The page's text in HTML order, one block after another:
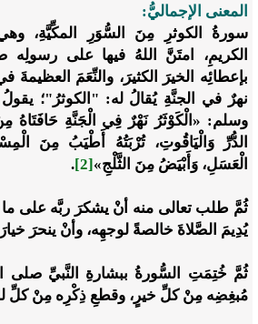
المعنى الإجماليُّ:
سورةُ الكوثرِ مِنَ السُّوَرِ المكِّيَّةِ،
الكريمِ، امتَنَّ اللهُ فيها على
بإعطائِه الخيرَ الكثيرَ، والنِّعَمَ العظيمةَ
نهرٌ في الجنَّةِ يُقالُ له: "الكوثرُ"؛
وسلم: «الْكَوْثَرُ نَهْرٌ فِي الْجَنَّةِ
الدُّرِّ وَالْيَاقُوتِ، تُرْبَتُهُ أَطْيَبُ مِنَ
الْعَسَلِ، وَأَبْيَضُ مِنَ الثَّلْجِ»[2]
.
ثُمَّ طلب تعالى منه أنْ يشكرَ ربَّه على ما
يُدِيمَ الصَّلاةَ خالصةً لوجهِه، وأنْ ينحرَ خيارَ
ثُمَّ خُتِمَتِ السُّورةُ ببشارةِ النَّبيِّ صلى
مُبغِضِه مِنْ كلِّ خيرٍ، وقطعِ ذِكْرِه مِنْ كلِّ